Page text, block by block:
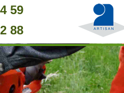
59
88